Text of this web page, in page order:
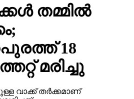
തമ്മില്‍
18
മരിച്ചു
വാക്ക് തര്‍ക്കമാണ്